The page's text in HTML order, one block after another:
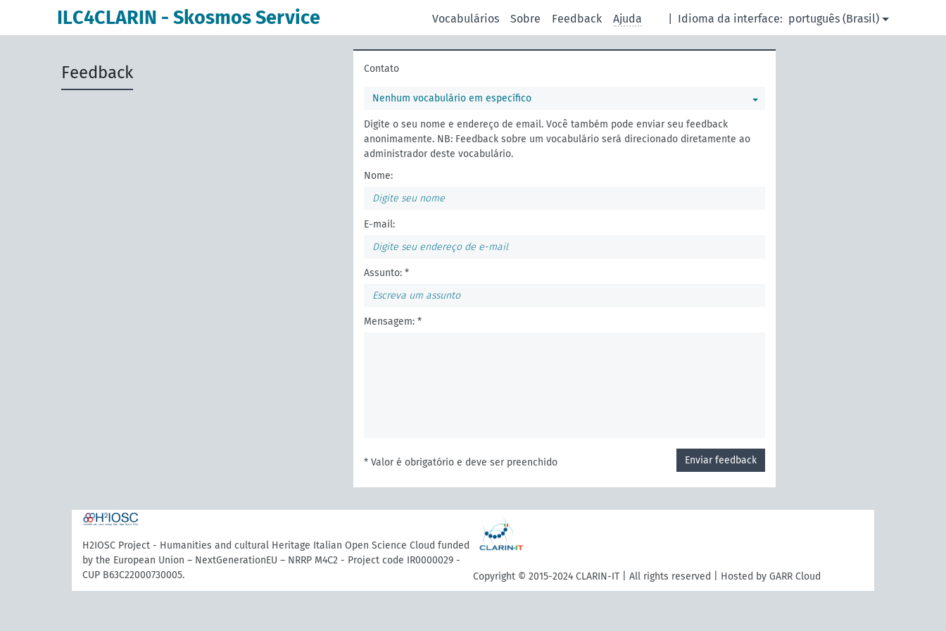
ILC4CLARIN - Skosmos Service Idioma da interface: português (Brasil)
Vocabulários Sobre Feedback Ajuda
Feedback Contato
Nenhum vocabulário em específico
Digite o seu nome e endereço de email. Você também pode enviar seu feedback
anonimamente. NB: Feedback sobre um vocabulário será direcionado diretamente ao
administrador deste vocabulário.
Nome:
E-mail:
Assunto: *
Mensagem: *
Enviar feedback
* Valor é obrigatório e deve ser preenchido
H2IOSC Project - Humanities and cultural Heritage Italian Open Science Cloud funded
by the European Union – NextGenerationEU – NRRP M4C2 - Project code IR0000029 -
CUP B63C22000730005.
Copyright © 2015-2024 CLARIN-IT | All rights reserved | Hosted by GARR Cloud